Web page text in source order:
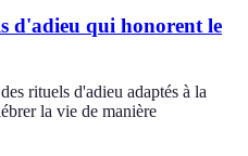
d'adieu qui honorent le
rituels d'adieu adaptés à la
la vie de manière